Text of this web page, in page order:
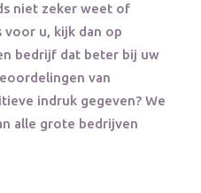
niet zeker weet of
voor u, kijk dan op
bedrijf dat beter bij uw
van
indruk gegeven? We
alle grote bedrijven